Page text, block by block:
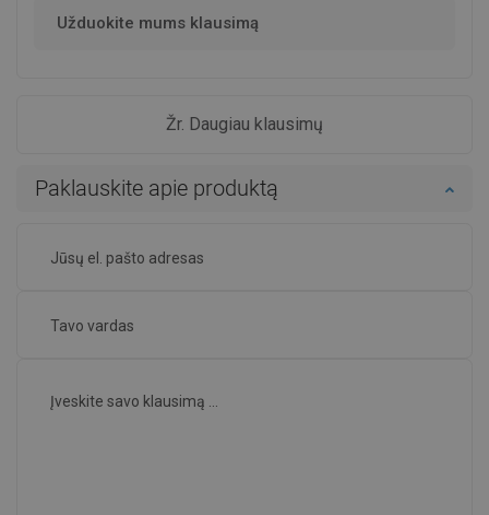
Užduokite mums klausimą
Žr. Daugiau klausimų
Paklauskite apie produktą